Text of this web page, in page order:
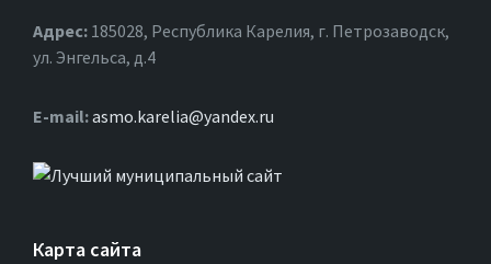
Адрес: 185028, Республика Карелия, г. Петрозаводск,
ул. Энгельса, д.4
Е-mail:asmo.karelia@yandex.ru
Карта сайта